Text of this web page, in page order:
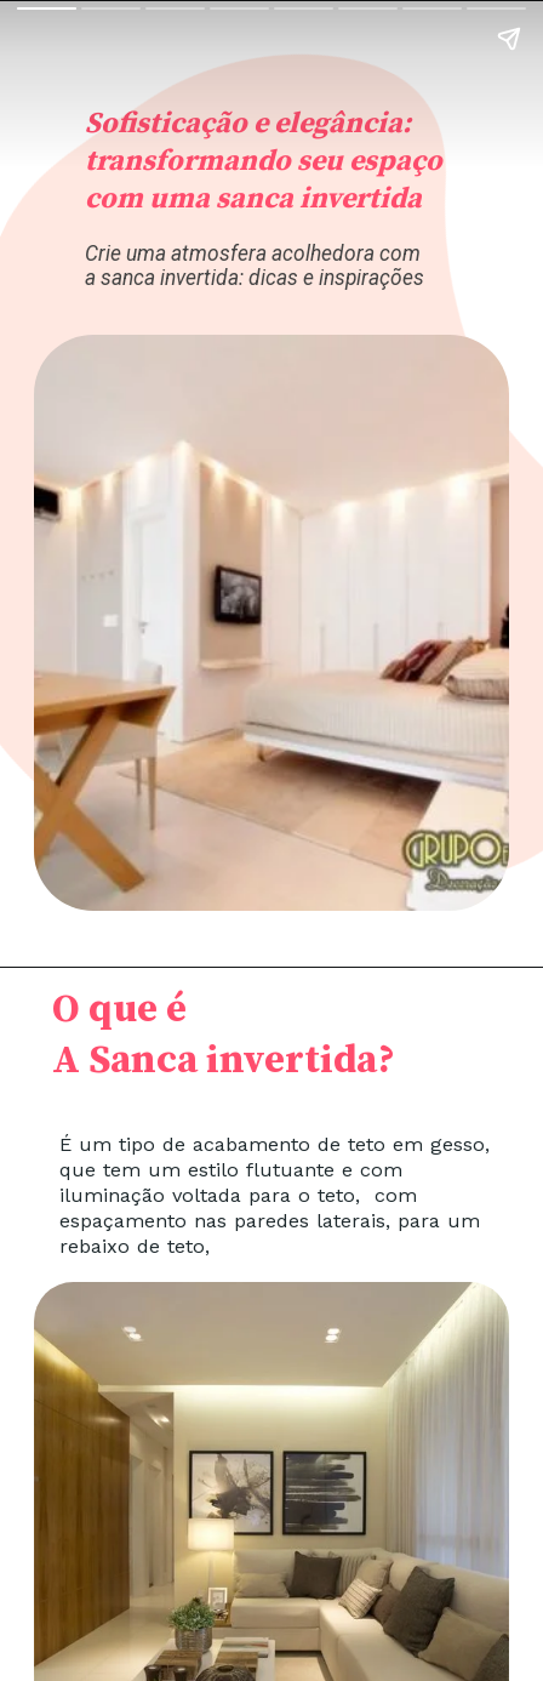
Sofisticação e elegância:
transformando seu espaço
com uma sanca invertida
Crie uma atmosfera acolhedora com
a sanca invertida: dicas e inspirações
É um tipo de acabamento de teto em gesso,
que tem um estilo flutuante e com
iluminação voltada para o teto, com
espaçamento nas paredes laterais, para um
rebaixo de teto,
O que é
A Sanca invertida?